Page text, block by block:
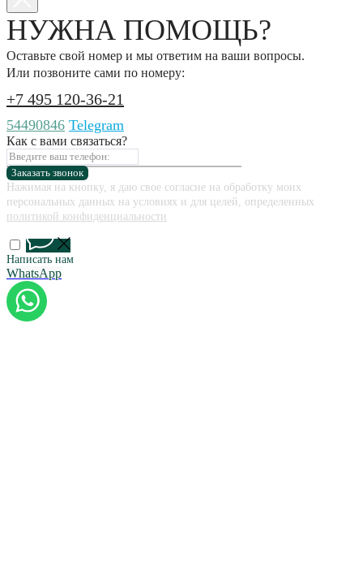
НУЖНА ПОМОЩЬ?
Оставьте свой номер и мы ответим на ваши вопросы.
Или позвоните сами по номеру:
+7 495 120-36-21
54490846 Telegram
Как с вами связаться?
Заказать звонок
Нажимая на кнопку, я даю свое согласие на обработку моих
персональных данных на условиях и для целей, определенных
политикой конфиденциальности
Написать нам
WhatsApp